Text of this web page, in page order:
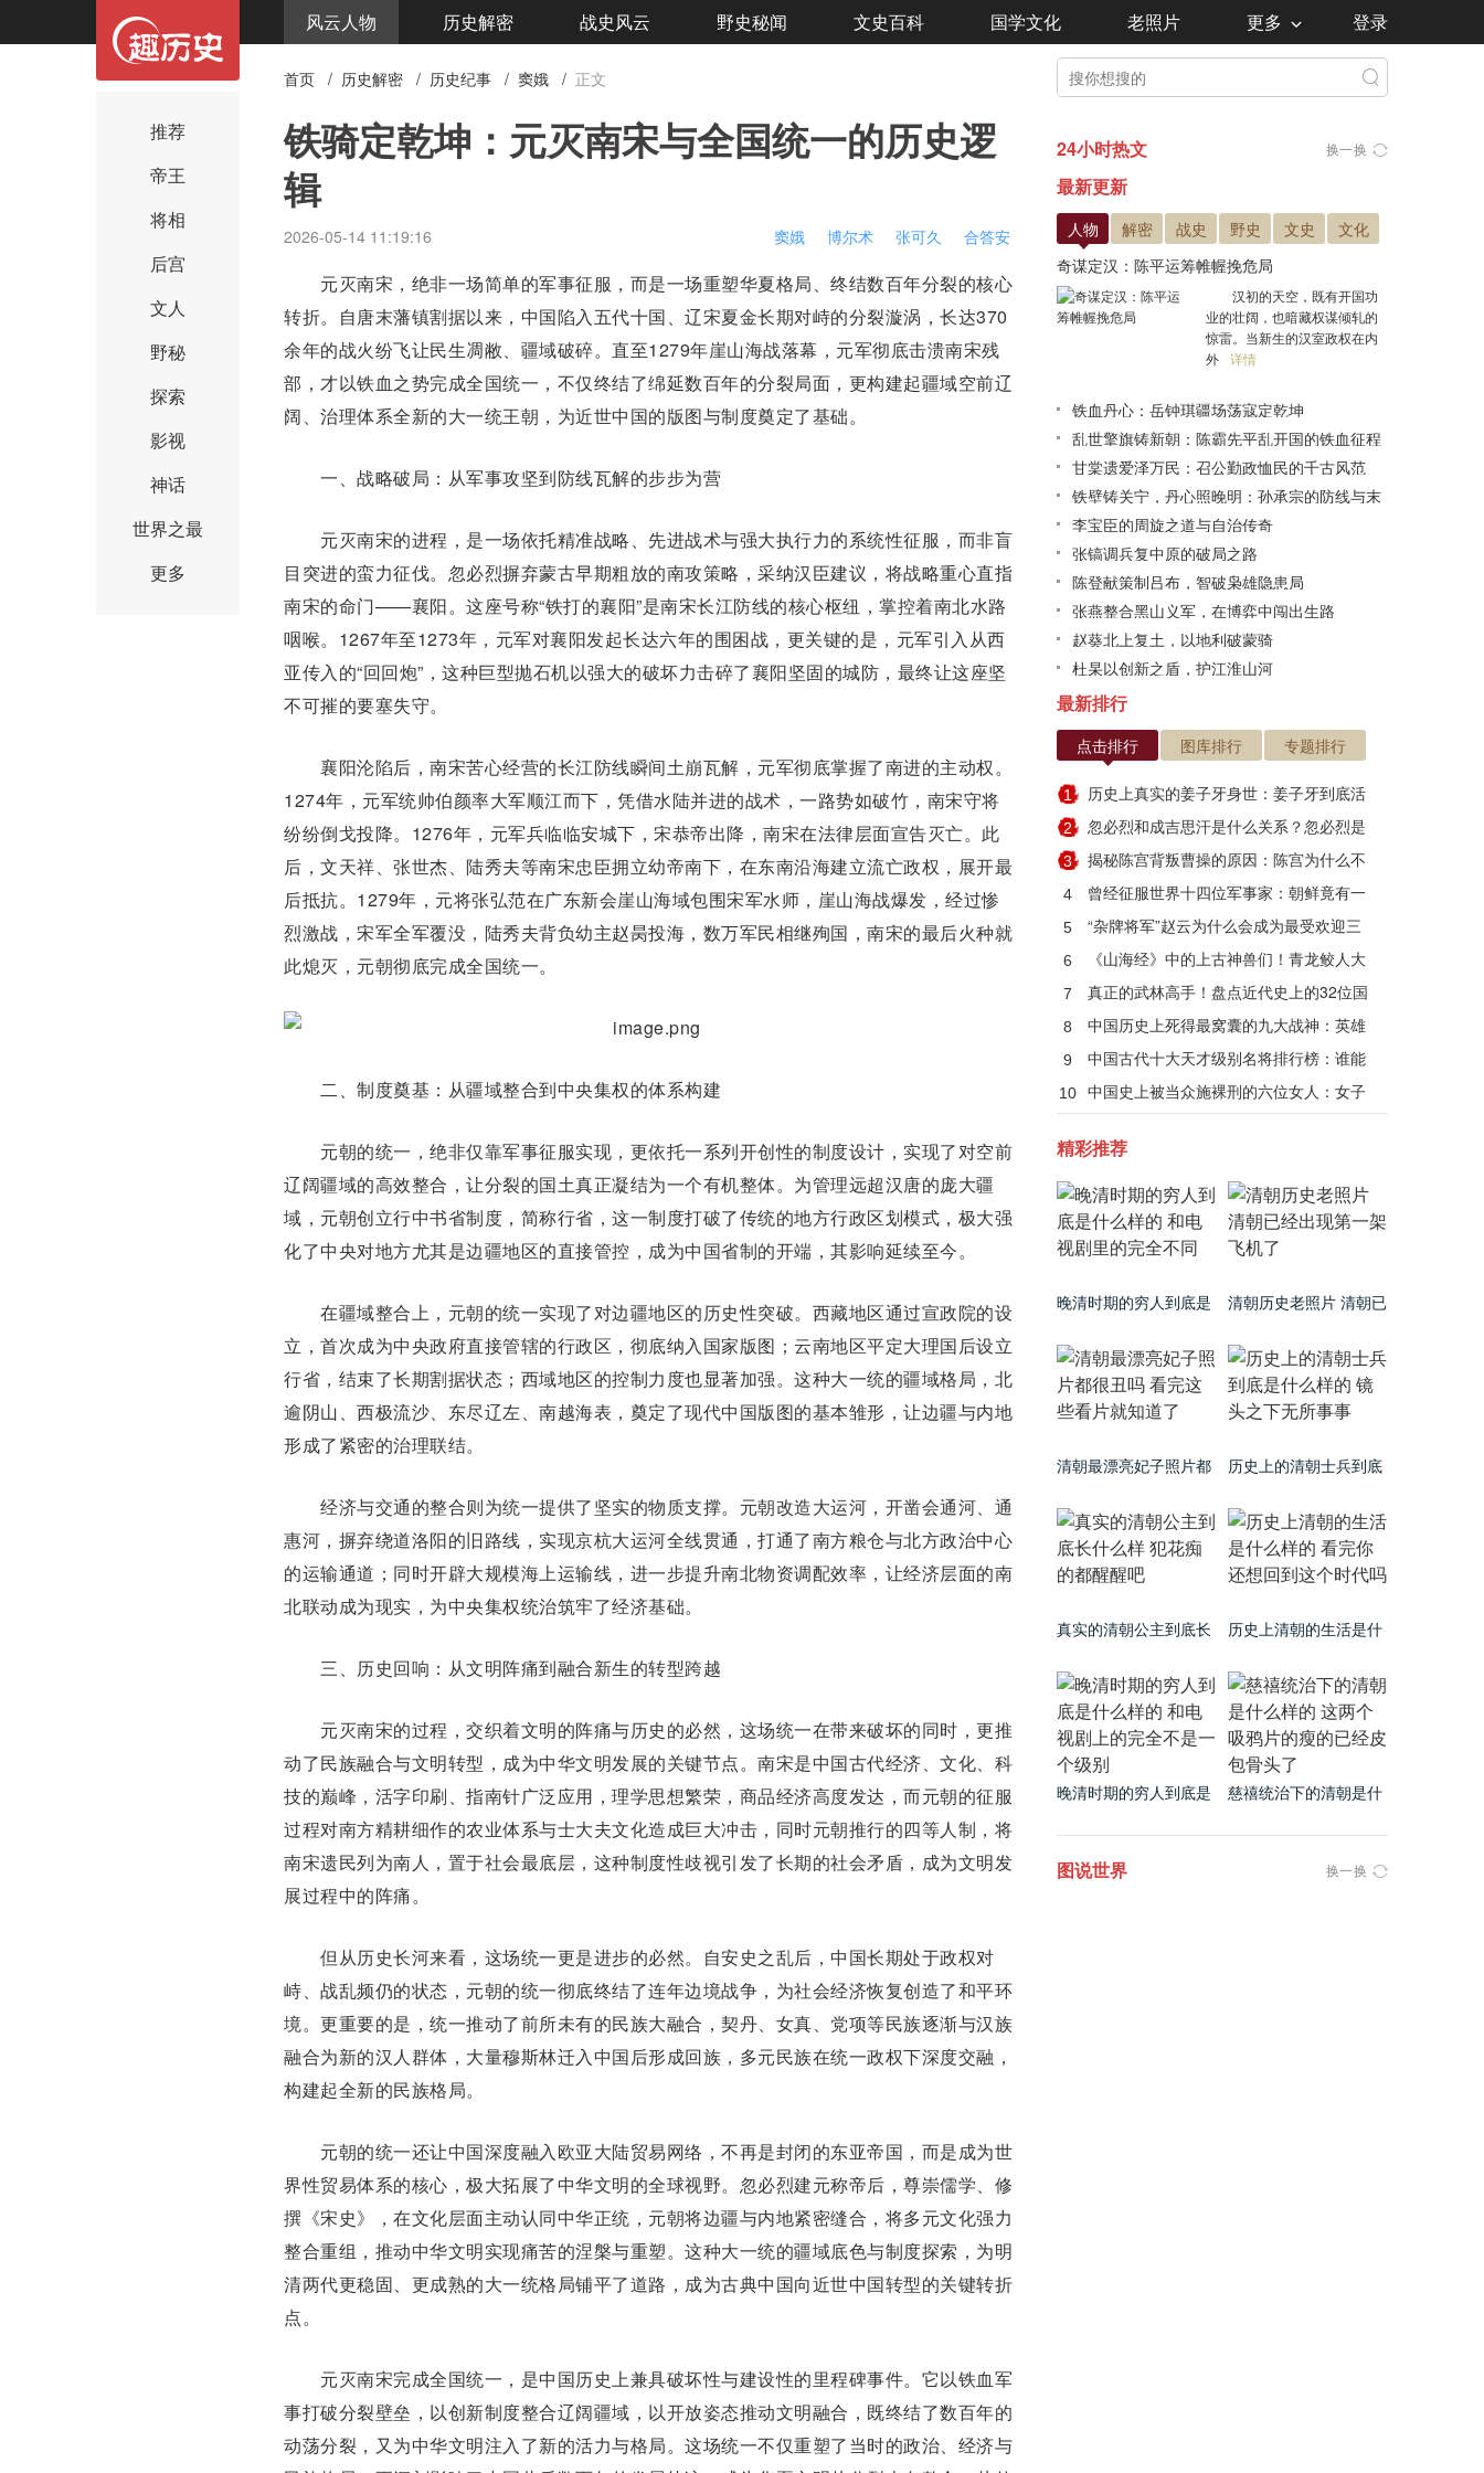
风云人物 历史解密 战史风云 野史秘闻 文史百科 国学文化 老照片 更多 登录
推荐
帝王
将相
后宫
文人
野秘
探索
影视
神话
世界之最
更多
首页 / 历史解密 / 历史纪事 / 窦娥 / 正文
铁骑定乾坤：元灭南宋与全国统一的历史逻
辑
2026-05-14 11:19:16 窦娥 博尔术 张可久 合答安
元灭南宋 ，绝非一场简单的军事征服，而是一场重塑华夏格局、终结数百年分裂的核心
转折。自唐末藩镇割据以来，中国陷入五代十国、辽宋夏金长期对峙的分裂漩涡，长达370
余年的战火纷飞让民生凋敝、疆域破碎。直至1279年崖山海战落幕，元军彻底击溃南宋残
部，才以铁血之势完成全国统一，不仅终结了绵延数百年的分裂局面，更构建起疆域空前辽
阔、治理体系全新的大一统王朝 ，为近世中国的版图与制度奠定了基础。
一、战略破局：从军事攻坚到防线瓦解的步步为营
元灭南宋的进程，是一场依托精准战略、先进战术与强大执行力的系统性征服，而非盲
目突进的蛮力征伐。 忽必烈摒弃蒙古早期粗放的南攻策略，采纳汉臣建议，将战略重心直指
南宋的命门——襄阳。这座号称“铁打的襄阳”是南宋长江防线的核心枢纽，掌控着南北水路
咽喉。1267年至1273年，元军对襄阳发起长达六年的围困战，更关键的是，元军引入从西
亚传入的“回回炮”，这种巨型抛石机以强大的破坏力击碎了襄阳坚固的城防，最终让这座坚
不可摧的要塞失守。
襄阳沦陷后，南宋苦心经营的长江防线瞬间土崩瓦解 ，元军彻底掌握了南进的主动权。
1274年，元军统帅伯颜率大军顺江而下，凭借水陆并进的战术，一路势如破竹 ，南宋守将
纷纷倒戈投降。1276年，元军兵临临安城下， 宋恭帝出降，南宋在法律层面宣告灭亡。此
后， 文天祥、 张世杰、 陆秀夫等南宋忠臣拥立幼帝南下，在东南沿海建立流亡政权，展开最
后抵抗。1279年，元将张弘范在广东新会崖山海域包围宋军水师，崖山海战爆发，经过惨
烈激战，宋军全军覆没 ，陆秀夫背负幼主赵昺投海，数万军民相继殉国，南宋的最后火种就
此熄灭， 元朝彻底完成全国统一。
二、制度奠基：从疆域整合到中央集权的体系构建
元朝的统一，绝非仅靠军事征服实现，更依托一系列开创性的制度设计，实现了对空前
辽阔疆域的高效整合，让分裂的国土真正凝结为一个有机整体。为管理远超汉唐的庞大疆
域，元朝创立行中书省制度，简称行省，这一制度打破了传统的地方行政区划模式，极大强
化了中央对地方尤其是边疆地区的直接管控，成为中国省制的开端，其影响延续至今。
在疆域整合上，元朝的统一实现了对边疆地区的历史性突破。西藏地区通过宣政院的设
立，首次成为中央政府直接管辖的行政区，彻底纳入国家版图；云南地区平定大理国后设立
行省，结束了长期割据状态；西域地区的控制力度也显著加强。这种大一统的疆域格局，北
逾阴山、西极流沙、东尽辽左、南越海表，奠定了现代中国版图的基本雏形，让边疆与内地
形成了紧密的治理联结。
经济与交通的整合则为统一提供了坚实的物质支撑。元朝改造大运河，开凿会通河、通
惠河，摒弃绕道洛阳的旧路线，实现京杭大运河全线贯通，打通了南方粮仓与北方政治中心
的运输通道；同时开辟大规模海上运输线，进一步提升南北物资调配效率，让经济层面的南
北联动成为现实，为中央集权统治筑牢了经济基础。
三、历史回响：从文明阵痛到融合新生的转型跨越
元灭南宋的过程，交织着文明的阵痛与历史的必然，这场统一在带来破坏的同时，更推
动了民族融合与文明转型，成为中华文明发展的关键节点。南宋是中国古代经济、文化、科
技的巅峰，活字印刷、指南针广泛应用，理学思想繁荣，商品经济高度发达，而元朝的征服
过程对南方精耕细作的农业体系与士大夫文化造成巨大冲击，同时元朝推行的四等人制，将
南宋遗民列为南人，置于社会最底层，这种制度性歧视引发了长期的社会矛盾，成为文明发
展过程中的阵痛。
但从历史长河来看，这场统一更是进步的必然。自安史之乱后，中国长期处于政权对
峙、战乱频仍的状态，元朝的统一彻底终结了连年边境战争，为社会经济恢复创造了和平环
境。更重要的是，统一推动了前所未有的民族大融合，契丹、女真、党项等民族逐渐与汉族
融合为新的汉人群体，大量穆斯林迁入中国后形成回族 ，多元民族在统一政权下深度交融，
构建起全新的民族格局。
元朝的统一还让中国深度融入欧亚大陆贸易网络，不再是封闭的东亚帝国，而是成为世
界性贸易体系的核心，极大拓展了中华文明的全球视野。忽必烈建元称帝后，尊崇儒学、修
撰《宋史》，在文化层面主动认同中华正统，元朝将边疆与内地紧密缝合，将多元文化强力
整合重组，推动中华文明实现痛苦的涅槃与重塑。这种大一统的疆域底色与制度探索，为明
清两代更稳固、更成熟的大一统格局铺平了道路，成为古典中国向近世中国转型的关键转折
点。
元灭南宋完成全国统一，是中国历史上兼具破坏性与建设性的里程碑事件。它以铁血军
事打破分裂壁垒，以创新制度整合辽阔疆域，以开放姿态推动文明融合，既终结了数百年的
动荡分裂，又为中华文明注入了新的活力与格局。这场统一不仅重塑了当时的政治、经济与
24小时热文 换一换
最新更新
人物 解密 战史 野史 文史
文化
奇谋定汉：陈平运筹帷幄挽危局
汉初的天空，既有开国功
业的壮阔，也暗藏权谋倾轧的
惊雷。当新生的汉室政权在内
外 详情
铁血丹心：岳钟琪疆场荡寇定乾坤
乱世擎旗铸新朝：陈霸先平乱开国的铁血征程
甘棠遗爱泽万民：召公勤政恤民的千古风范
铁壁铸关宁，丹心照晚明：孙承宗的防线与末
路悲歌
李宝臣的周旋之道与自治传奇
张镐调兵复中原的破局之路
陈登献策制吕布，智破枭雄隐患局
张燕整合黑山义军，在博弈中闯出生路
赵葵北上复土，以地利破蒙骑
杜杲以创新之盾，护江淮山河
最新排行
点击排行 图库排行 专题排行
1
历史上真实的姜子牙身世：姜子牙到底活
了多少岁
2
忽必烈和成吉思汗是什么关系？忽必烈是
因何而死
3
揭秘陈宫背叛曹操的原因：陈宫为什么不
跟刘备？
4
曾经征服世界十四位军事家：朝鲜竟有一
人入选
5
“杂牌将军”赵云为什么会成为最受欢迎三
国武将？
6
《山海经》中的上古神兽们！青龙鲛人大
集合
7
真正的武林高手！盘点近代史上的32位国
术大师
8
中国历史上死得最窝囊的九大战神：英雄
无善终！
9
中国古代十大天才级别名将排行榜：谁能
当第一？
10
中国史上被当众施裸刑的六位女人：女子
裸刑秘闻
精彩推荐
晚清时期的穷人到底是
完全不同
清朝历史老照片 清朝已
清朝最漂亮妃子照片都
知道了
历史上的清朝士兵到底
所事事
真实的清朝公主到底长
吧
历史上清朝的生活是什
这个时代吗
晚清时期的穷人到底是
完全不是一个级别
慈禧统治下的清朝是什
瘦的已经皮包骨头了
图说世界 换一换